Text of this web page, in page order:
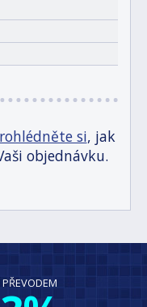
si, jak
objednávku.